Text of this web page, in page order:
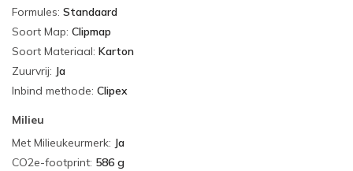
Formules: Standaard
Soort Map: Clipmap
Soort Materiaal: Karton
Zuurvrij: Ja
Inbind methode: Clipex
Milieu
Met Milieukeurmerk: Ja
CO2e-footprint: 586 g